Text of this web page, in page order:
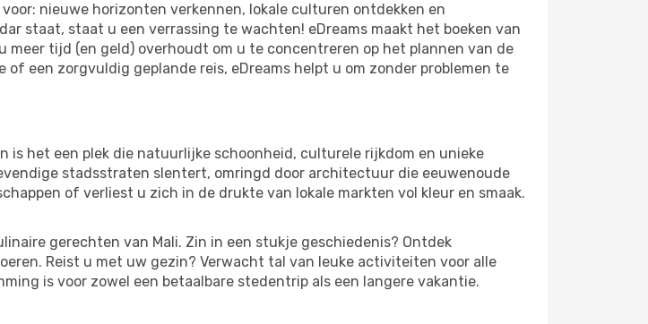
nieuwe horizonten verkennen, lokale culturen ontdekken en
staat, staat u een verrassing te wachten! eDreams maakt het boeken van
tijd (en geld) overhoudt om u te concentreren op het plannen van de
een zorgvuldig geplande reis, eDreams helpt u om zonder problemen te
is het een plek die natuurlijke schoonheid, culturele rijkdom en unieke
stadsstraten slentert, omringd door architectuur die eeuwenoude
of verliest u zich in de drukte van lokale markten vol kleur en smaak.
gerechten van Mali. Zin in een stukje geschiedenis? Ontdek
Reist u met uw gezin? Verwacht tal van leuke activiteiten voor alle
is voor zowel een betaalbare stedentrip als een langere vakantie.